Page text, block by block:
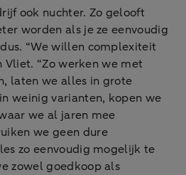
ook nuchter. Zo gelooft
worden als je ze eenvoudig
“We willen complexiteit
Vliet. “Zo werken we met
laten we alles in grote
weinig varianten, kopen we
we al jaren mee
we geen dure
zo eenvoudig mogelijk te
zowel goedkoop als